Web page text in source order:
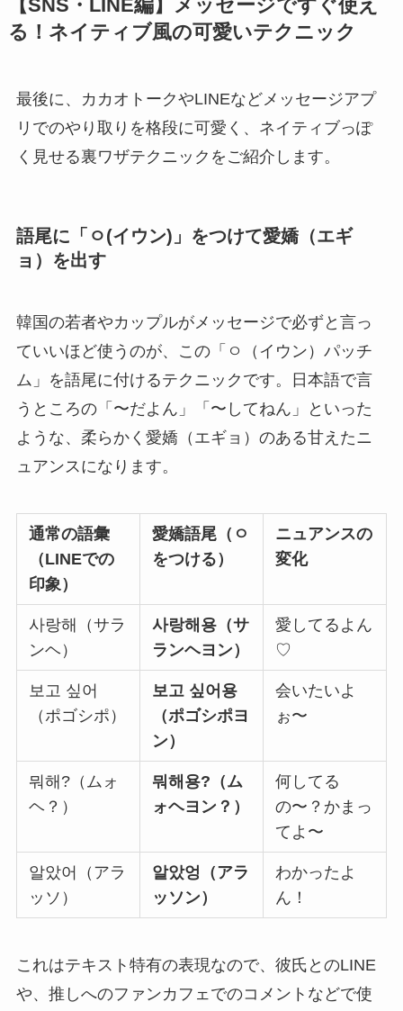
【SNS・LINE編】メッセージですぐ使え
る！ネイティブ風の可愛いテクニック
最後に、カカオトークやLINEなどメッセージアプ
リでのやり取りを格段に可愛く、ネイティブっぽ
く見せる裏ワザテクニックをご紹介します。
語尾に「ㅇ(イウン)」をつけて愛嬌（エギ
ョ）を出す
韓国の若者やカップルがメッセージで必ずと言っ
ていいほど使うのが、この「ㅇ（イウン）パッチ
ム」を語尾に付けるテクニックです。日本語で言
うところの「〜だよん」「〜してねん」といった
ような、柔らかく愛嬌（エギョ）のある甘えたニ
ュアンスになります。
通常の語彙
（LINEでの
印象）
愛嬌語尾（ㅇ
をつける）
ニュアンスの
変化
사랑해（サラ
ンヘ）
사랑해용（サ
ランヘヨン）
愛してるよん
♡
보고 싶어
（ポゴシポ）
보고 싶어용
（ポゴシポヨ
ン）
会いたいよ
ぉ〜
뭐해?（ムォ
ヘ？）
뭐해용?（ム
ォヘヨン？）
何してる
の〜？かまっ
てよ〜
알았어（アラ
ッソ）
알았엉（アラ
ッソン）
わかったよ
ん！
これはテキスト特有の表現なので、彼氏とのLINE
や、推しへのファンカフェでのコメントなどで使